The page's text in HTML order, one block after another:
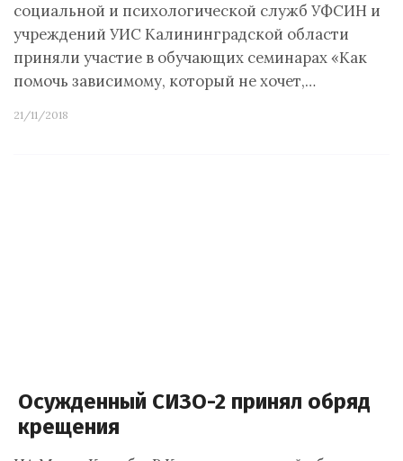
социальной и психологической служб УФСИН и
учреждений УИС Калининградской области
приняли участие в обучающих семинарах «Как
помочь зависимому, который не хочет,…
21/11/2018
Осужденный СИЗО-2 принял обряд
крещения